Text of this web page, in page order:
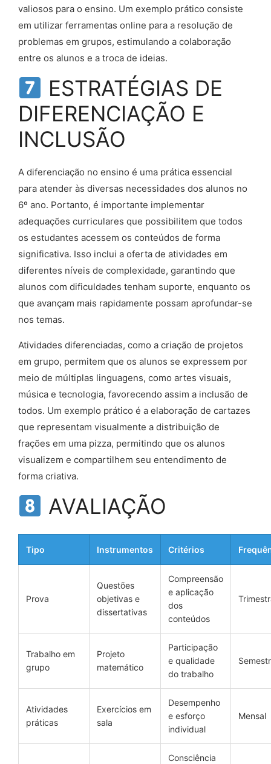
valiosos para o ensino. Um exemplo prático consiste
em utilizar ferramentas online para a resolução de
problemas em grupos, estimulando a colaboração
entre os alunos e a troca de ideias.
ESTRATÉGIAS DE
DIFERENCIAÇÃO E
INCLUSÃO
A diferenciação no ensino é uma prática essencial
para atender às diversas necessidades dos alunos no
6º ano. Portanto, é importante implementar
adequações curriculares que possibilitem que todos
os estudantes acessem os conteúdos de forma
significativa. Isso inclui a oferta de atividades em
diferentes níveis de complexidade, garantindo que
alunos com dificuldades tenham suporte, enquanto os
que avançam mais rapidamente possam aprofundar-se
nos temas.
Atividades diferenciadas, como a criação de projetos
em grupo, permitem que os alunos se expressem por
meio de múltiplas linguagens, como artes visuais,
música e tecnologia, favorecendo assim a inclusão de
todos. Um exemplo prático é a elaboração de cartazes
que representam visualmente a distribuição de
frações em uma pizza, permitindo que os alunos
visualizem e compartilhem seu entendimento de
forma criativa.
AVALIAÇÃO
Tipo Instrumentos Critérios
Prova
Questões
objetivas e
dissertativas
Compreensão
e aplicação
dos
conteúdos
Trabalho em
grupo
Projeto
matemático
Participação
e qualidade
do trabalho
Atividades
práticas
Exercícios em
sala
Desempenho
e esforço
individual
Mensal
Consciência